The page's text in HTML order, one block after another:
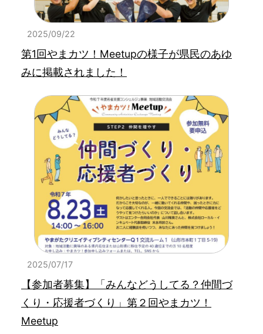
2025/09/22
第1回やまカツ！Meetupの様子が県民のあゆ
みに掲載されました！
2025/07/17
【参加者募集】「みんなどうしてる？仲間づ
くり・応援者づくり」第２回やまカツ！
Meetup